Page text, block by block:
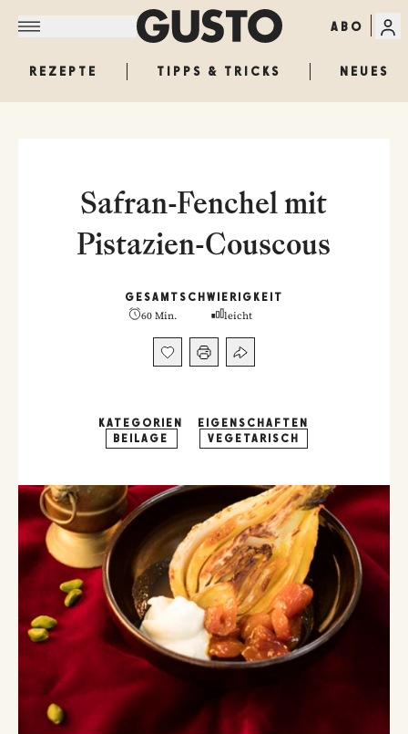
ABO
REZEPTE TIPPS & TRICKS NEUES
Safran-Fenchel mit
Pistazien-Couscous
GESAMT
60 Min.
SCHWIERIGKEIT
leicht
KATEGORIEN
BEILAGE
EIGENSCHAFTEN
VEGETARISCH